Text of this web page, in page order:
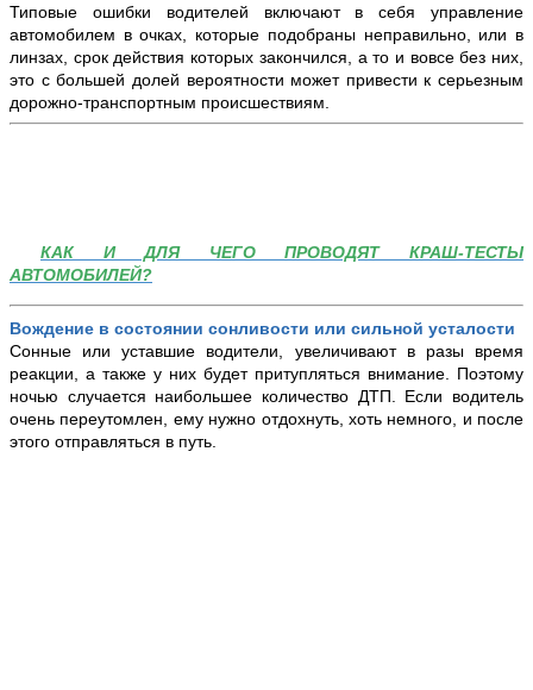
Типовые ошибки водителей включают в себя управление
автомобилем в очках, которые подобраны неправильно, или в
линзах, срок действия которых закончился, а то и вовсе без них,
это с большей долей вероятности может привести к серьезным
дорожно-транспортным происшествиям.
КАК И ДЛЯ ЧЕГО ПРОВОДЯТ КРАШ-ТЕСТЫ
АВТОМОБИЛЕЙ?
Вождение в состоянии сонливости или сильной усталости
Сонные или уставшие водители, увеличивают в разы время
реакции, а также у них будет притупляться внимание. Поэтому
ночью случается наибольшее количество ДТП. Если водитель
очень переутомлен, ему нужно отдохнуть, хоть немного, и после
этого отправляться в путь.